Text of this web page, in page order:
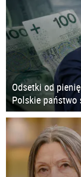
Odsetki od
Polskie państwo